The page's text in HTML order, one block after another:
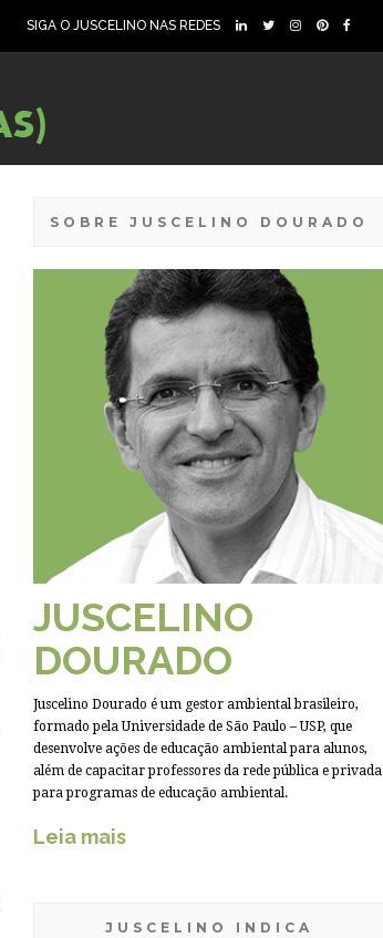
SIGA O JUSCELINO NAS REDES
SOBRE JUSCELINO DOURADO
JUSCELINO
DOURADO
Juscelino Dourado é um gestor ambiental brasileiro,
formado pela Universidade de São Paulo – USP, que
desenvolve ações de educação ambiental para alunos,
além de capacitar professores da rede pública e privada
para programas de educação ambiental.
Leia mais
JUSCELINO INDICA